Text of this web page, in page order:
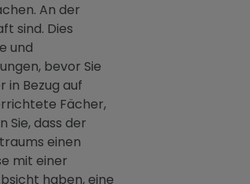
An der
sind. Dies
und
bevor Sie
in Bezug auf
Fächer,
Sie, dass der
einen
mit einer
haben, eine